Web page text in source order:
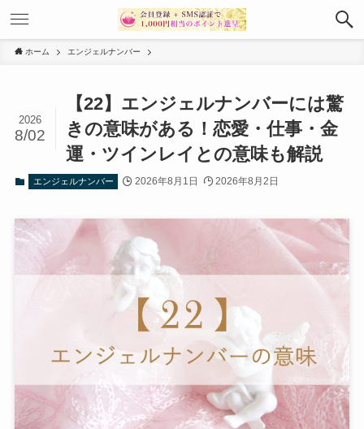
ホーム エンジェルナンバー
【22】エンジェルナンバーには驚
きの意味がある！恋愛・仕事・金
運・ツインレイとの意味も解説
2026
8/02
エンジェルナンバー 2026年8月1日 2026年8月2日